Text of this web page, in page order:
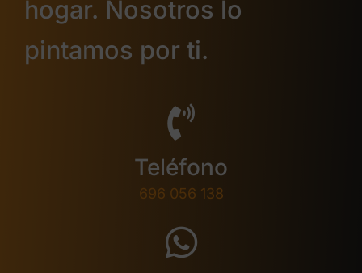
hogar. Nosotros lo
pintamos por ti.
Teléfono
696 056 138